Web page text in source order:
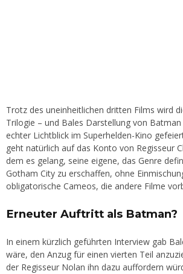
Trotz des uneinheitlichen dritten Films wird
Trilogie – und Bales Darstellung von
echter Lichtblick im Superhelden-Kino
geht natürlich auf das Konto von Regisseur
dem es gelang, seine eigene, das Genre
Gotham City zu erschaffen, ohne
obligatorische Cameos, die andere Filme
Erneuter Auftritt als Batman?
In einem kürzlich geführten Interview gab
wäre, den Anzug für einen vierten Teil
der Regisseur Nolan ihn dazu auffordern